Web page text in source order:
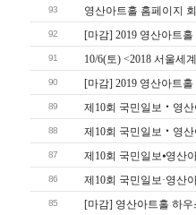
93 영산아트홀 홈페이지
92 [마감] 2019 영산아트
91 10/6(토) <2018 서울세
90 [마감] 2019 영산아트
89 제10회 국민일보‧영산
88 제10회 국민일보‧영산
87 제10회 국민일보⦁영산
86 제10회 국민일보·영산
85 [마감] 영산아트홀 하우